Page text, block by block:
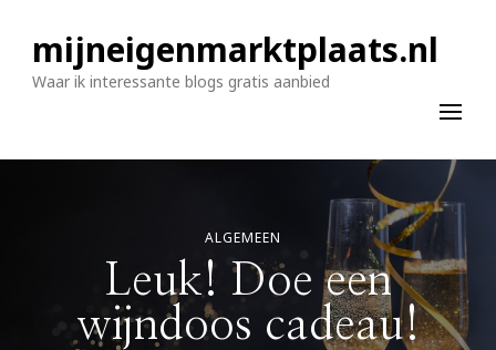
mijneigenmarktplaats.nl
Waar ik interessante blogs gratis aanbied
ALGEMEEN
Leuk! Doe een
wijndoos cadeau!